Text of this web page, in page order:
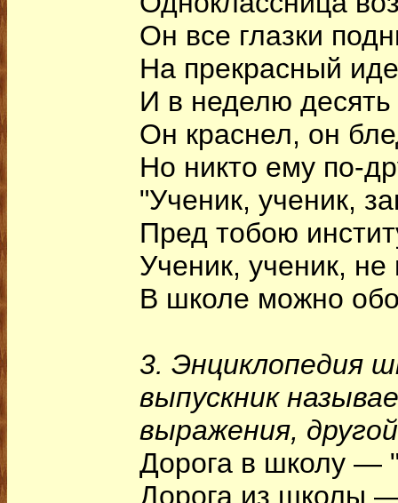
Он все глазки
На прекрасный
И в неделю десять
Он краснел, он
Но никто ему по-
"Ученик, ученик,
Пред тобою
Ученик, ученик,
В школе можно
3. Энциклопедия
выпускник
выражения,
Дорога в школу —
Дорога из школы